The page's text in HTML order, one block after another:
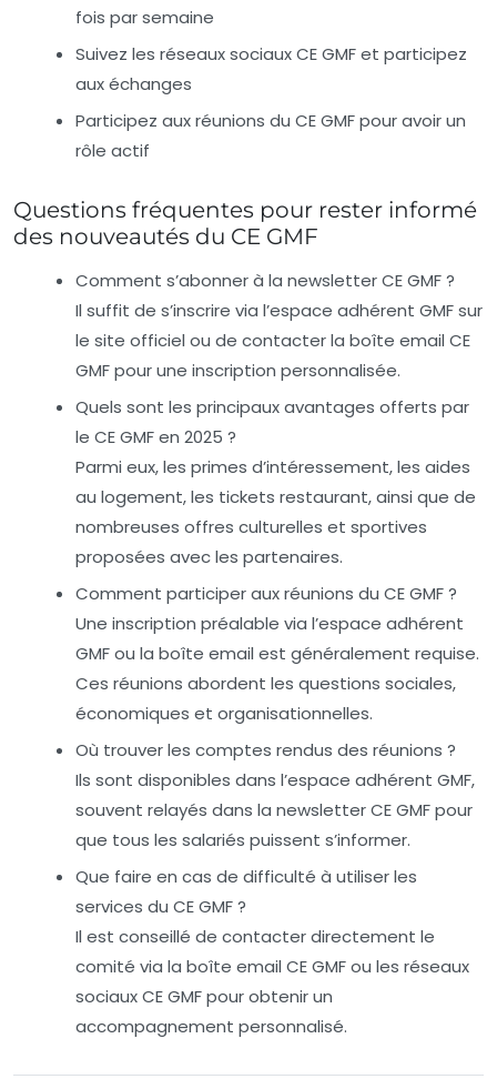
fois par semaine
Suivez les réseaux sociaux CE GMF et participez
aux échanges
Participez aux réunions du CE GMF pour avoir un
rôle actif
Questions fréquentes pour rester informé
des nouveautés du CE GMF
Comment s’abonner à la newsletter CE GMF ?
Il suffit de s’inscrire via l’espace adhérent GMF sur
le site officiel ou de contacter la boîte email CE
GMF pour une inscription personnalisée.
Quels sont les principaux avantages offerts par
le CE GMF en 2025 ?
Parmi eux, les primes d’intéressement, les aides
au logement, les tickets restaurant, ainsi que de
nombreuses offres culturelles et sportives
proposées avec les partenaires.
Comment participer aux réunions du CE GMF ?
Une inscription préalable via l’espace adhérent
GMF ou la boîte email est généralement requise.
Ces réunions abordent les questions sociales,
économiques et organisationnelles.
Où trouver les comptes rendus des réunions ?
Ils sont disponibles dans l’espace adhérent GMF,
souvent relayés dans la newsletter CE GMF pour
que tous les salariés puissent s’informer.
Que faire en cas de difficulté à utiliser les
services du CE GMF ?
Il est conseillé de contacter directement le
comité via la boîte email CE GMF ou les réseaux
sociaux CE GMF pour obtenir un
accompagnement personnalisé.